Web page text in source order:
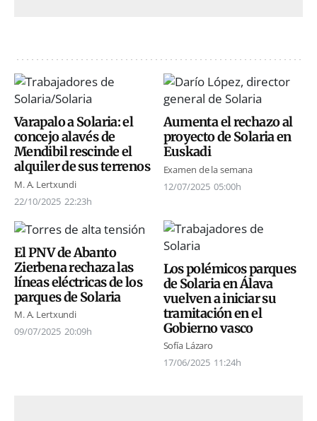
Varapalo a Solaria: el
concejo alavés de
Mendibil rescinde el
alquiler de sus terrenos
M. A. Lertxundi
22/10/2025 22:23h
Aumenta el rechazo al
proyecto de Solaria en
Euskadi
Examen de la semana
12/07/2025 05:00h
El PNV de Abanto
Zierbena rechaza las
líneas eléctricas de los
parques de Solaria
M. A. Lertxundi
09/07/2025 20:09h
Los polémicos parques
de Solaria en Álava
vuelven a iniciar su
tramitación en el
Gobierno vasco
Sofía Lázaro
17/06/2025 11:24h